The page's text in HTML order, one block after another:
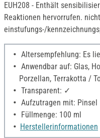
EUH208 - Enthält
Reaktionen hervorrufen. nicht
einstufungs-/
Altersempfehlung: Es
Anwendbar auf: Glas,
Porzellan, Terrakotta /
Transparent: ✓
Aufzutragen mit: Pinsel
Füllmenge: 100 ml
Herstellerinformationen